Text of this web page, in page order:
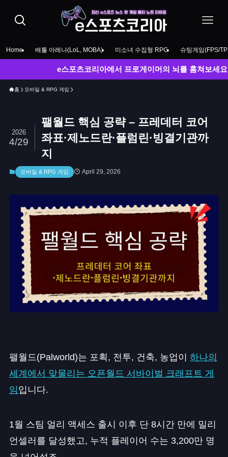
Home 배틀 아레나(LoL, MOBA) 미소녀 수집형 RPG 슈팅게임(FPS/
e스포츠코리아에서 프로게이머의 뇌를 훔쳐보세요! LCK 챌
홈 모바일 & RPG 게임
팰월드 핵심 공략 – 프레데터 코어
좌표·제노드란·플럼린·빙결기관까
지
2026
4/29
모바일 & RPG 게임 April 29, 2026
팰월드(Palworld)는 포획, 전투, 건축, 농업이 하나의
세계에서 맞물리는 오픈월드 서바이벌 크래프트 게
임입니다.
1월 스팀 얼리 액세스 출시 이후 단 8시간 만에 밀리
언셀러를 달성했고, 누적 플레이어 수는 3,200만 명